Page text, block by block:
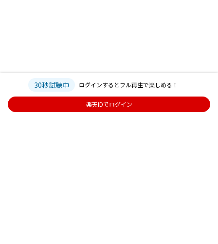
30秒試聴中 ログインするとフル再生で楽しめる！
楽天IDでログイン